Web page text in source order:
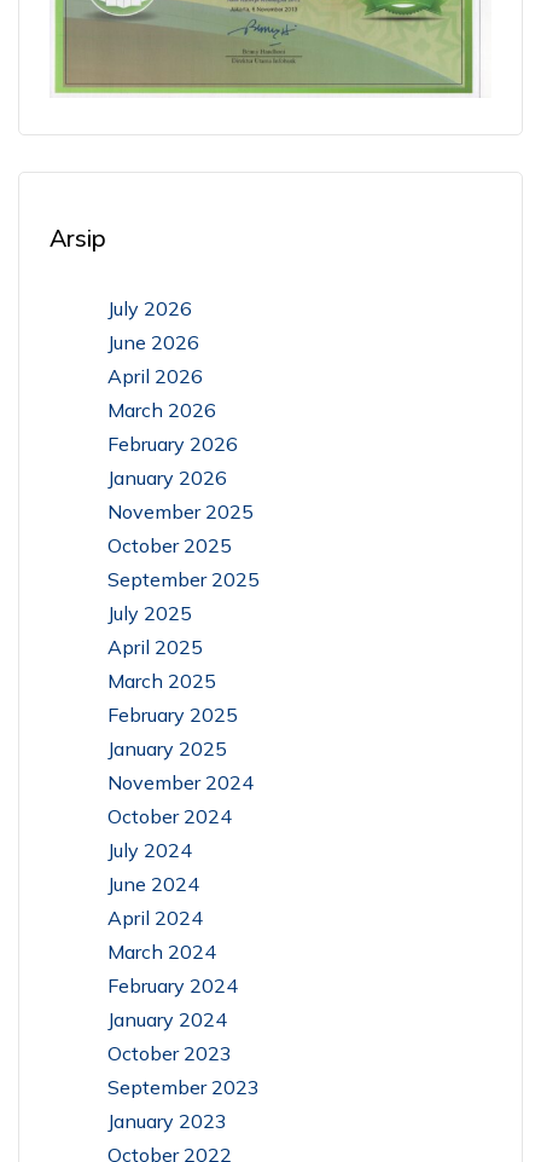
Arsip
July 2026
June 2026
April 2026
March 2026
February 2026
January 2026
November 2025
October 2025
September 2025
July 2025
April 2025
March 2025
February 2025
January 2025
November 2024
October 2024
July 2024
June 2024
April 2024
March 2024
February 2024
January 2024
October 2023
September 2023
January 2023
October 2022